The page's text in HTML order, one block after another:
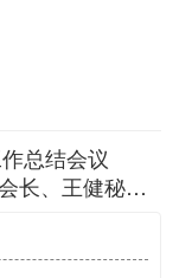
总结会议
书长看望一诚长老